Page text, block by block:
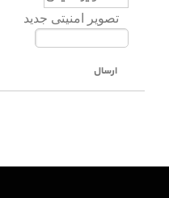
تصویر امنیتی جدید
ارسال